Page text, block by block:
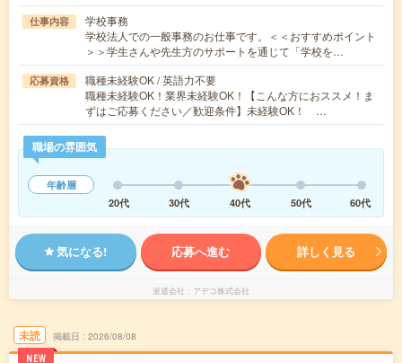
仕事内容
学校事務
学校法人での一般事務のお仕事です。＜＜おすすめポイント
＞＞学生さんや先生方のサポートを通じて「学校を…
応募資格
職種未経験OK / 英語力不要
職種未経験OK！業界未経験OK！【こんな方におススメ！ま
ずはご応募ください／歓迎条件】未経験OK！ …
職場の雰囲気
年齢層
20代
30代 40代 50代 60代
気になる! 応募へ進む 詳しく見る
派遣会社 アデコ株式会社
未読
NEW
掲載日 2026/08/08